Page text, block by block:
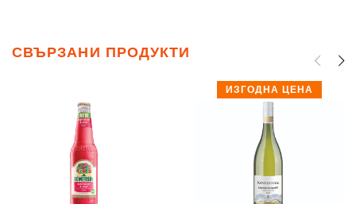
СВЪРЗАНИ ПРОДУКТИ
ИЗГОДНА ЦЕНА